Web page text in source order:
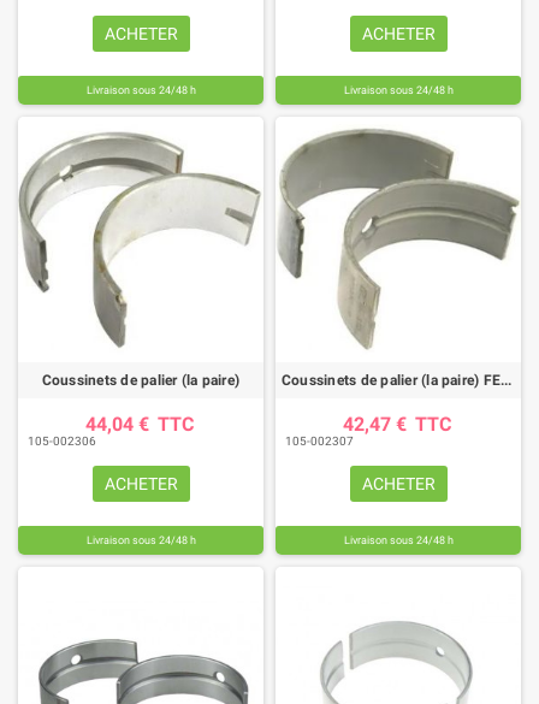
ACHETER
Livraison sous 24/48 h
ACHETER
Livraison sous 24/48 h
Coussinets de palier (la paire)
44,04 € TTC
105-002306
ACHETER
Livraison sous 24/48 h
Coussinets de palier (la paire) FENDT
42,47 € TTC
105-002307
ACHETER
Livraison sous 24/48 h